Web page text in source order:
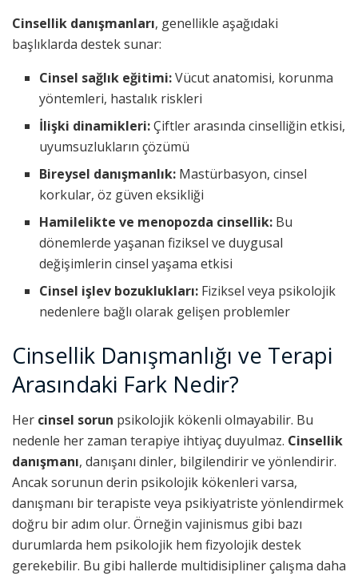
Cinsellik danışmanları, genellikle aşağıdaki
başlıklarda destek sunar:
Cinsel sağlık eğitimi:Vücut anatomisi, korunma
yöntemleri, hastalık riskleri
İlişki dinamikleri:Çiftler arasında cinselliğin etkisi,
uyumsuzlukların çözümü
Bireysel danışmanlık: Mastürbasyon, cinsel
korkular, öz güven eksikliği
Hamilelikte ve menopozda cinsellik: Bu
dönemlerde yaşanan fiziksel ve duygusal
değişimlerin cinsel yaşama etkisi
Cinsel işlev bozuklukları: Fiziksel veya psikolojik
nedenlere bağlı olarak gelişen problemler
Cinsellik Danışmanlığı ve Terapi
Arasındaki Fark Nedir?
Her cinsel sorun psikolojik kökenli olmayabilir. Bu
nedenle her zaman terapiye ihtiyaç duyulmaz. Cinsellik
danışmanı, danışanı dinler, bilgilendirir ve yönlendirir.
Ancak sorunun derin psikolojik kökenleri varsa,
danışmanı bir terapiste veya psikiyatriste yönlendirmek
doğru bir adım olur. Örneğin vajinismus gibi bazı
durumlarda hem psikolojik hem fizyolojik destek
gerekebilir. Bu gibi hallerde multidisipliner çalışma daha